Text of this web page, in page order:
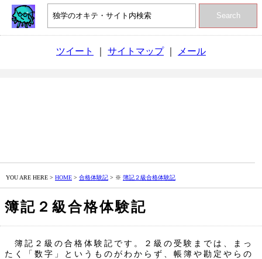
Search
ツイート サイトマップ｜ メール
YOU ARE HERE > HOME > 合格体験記 > ※ 簿記２級合格体験記
簿記２級合格体験記
簿記２級の合格体験記です。２級の受験までは、まっ
たく「数字」というものがわからず、帳簿や勘定やらの